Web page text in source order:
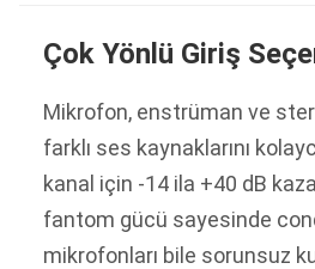
Çok Yönlü Giriş
Mikrofon, enstrüman ve
farklı ses kaynaklarını
kanal için -14 ila +40 dB
fantom gücü sayesinde
mikrofonları bile sorunsuz